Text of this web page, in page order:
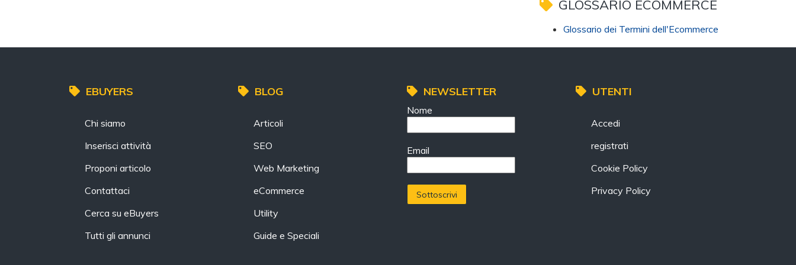
GLOSSARIO ECOMMERCE
Glossario dei Termini dell'Ecommerce
EBUYERS
Chi siamo
Inserisci attività
Proponi articolo
Contattaci
Cerca su eBuyers
Tutti gli annunci
BLOG
Articoli
SEO
Web Marketing
eCommerce
Utility
Guide e Speciali
NEWSLETTER
Nome
Email
UTENTI
Accedi
registrati
Cookie Policy
Privacy Policy